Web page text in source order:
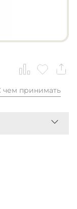
чем принимать